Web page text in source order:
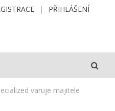
PŘIHLÁŠENÍ
varuje majitele